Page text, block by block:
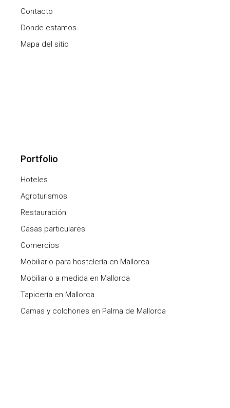
Contacto
Donde estamos
Mapa del sitio
Portfolio
Hoteles
Agroturismos
Restauración
Casas particulares
Comercios
Mobiliario para hostelería en Mallorca
Mobiliario a medida en Mallorca
Tapicería en Mallorca
Camas y colchones en Palma de Mallorca